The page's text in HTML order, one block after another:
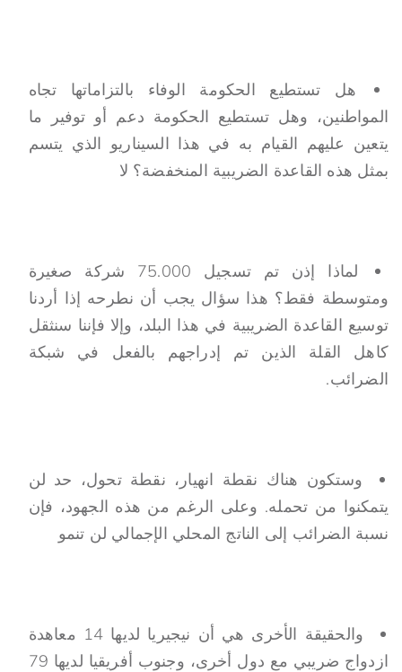
هل تستطيع الحكومة الوفاء بالتزاماتها تجاه
المواطنين، وهل تستطيع الحكومة دعم أو توفير ما
يتعين عليهم القيام به في هذا السيناريو الذي يتسم
بمثل هذه القاعدة الضريبية المنخفضة؟ لا
لماذا إذن تم تسجيل 75.000 شركة صغيرة
ومتوسطة فقط؟ هذا سؤال يجب أن نطرحه إذا أردنا
توسيع القاعدة الضريبية في هذا البلد، وإلا فإننا سنثقل
كاهل القلة الذين تم إدراجهم بالفعل في شبكة
الضرائب.
وستكون هناك نقطة انهيار، نقطة تحول، حد لن
يتمكنوا من تحمله. وعلى الرغم من هذه الجهود، فإن
نسبة الضرائب إلى الناتج المحلي الإجمالي لن تنمو
والحقيقة الأخرى هي أن نيجيريا لديها 14 معاهدة
ازدواج ضريبي مع دول أخرى، وجنوب أفريقيا لديها 79